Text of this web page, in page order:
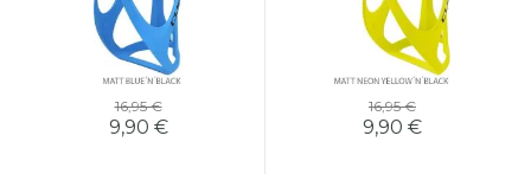
16,95 €
9,90 €
16,95 €
9,90 €